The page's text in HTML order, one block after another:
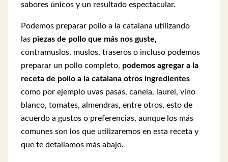
sabores únicos y un resultado espectacular.
Podemos preparar pollo a la catalana utilizando
las piezas de pollo que más nos guste,
contramuslos, muslos, traseros o incluso podemos
preparar un pollo completo, podemos agregar a la
receta de pollo a la catalana otros ingredientes
como por ejemplo uvas pasas, canela, laurel, vino
blanco, tomates, almendras, entre otros, esto de
acuerdo a gustos o preferencias, aunque los más
comunes son los que utilizaremos en esta receta y
que te detallamos más abajo.